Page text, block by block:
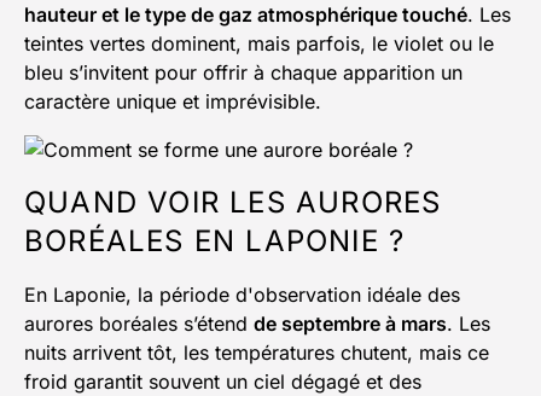
hauteur et le type de gaz atmosphérique touché. Les
teintes vertes dominent, mais parfois, le violet ou le
bleu s’invitent pour offrir à chaque apparition un
caractère unique et imprévisible.
QUAND VOIR LES AURORES
BORÉALES EN LAPONIE ?
En Laponie, la période d'observation idéale des
aurores boréales s’étend de septembre à mars. Les
nuits arrivent tôt, les températures chutent, mais ce
froid garantit souvent un ciel dégagé et des